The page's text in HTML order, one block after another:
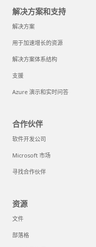
解决方案和支持
解决方案
用于加速增长的资源
解决方案体系结构
支援
Azure 演示和实时问答
合作伙伴
软件开发公司
Microsoft 市场
寻找合作伙伴
资源
文件
部落格